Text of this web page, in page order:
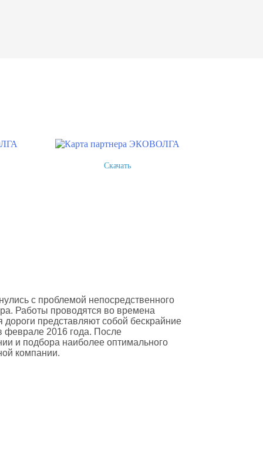
Скачать
с проблемой непосредственного
Работы проводятся во времена
дороги представляют собой бескрайние
феврале 2016 года. После
и подбора наиболее оптимального
компании.